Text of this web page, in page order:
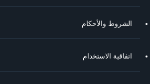
الشروط والأحكام
اتفاقية الاستخدام